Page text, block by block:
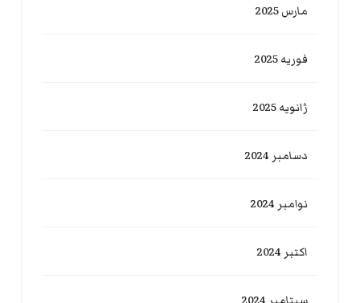
مارس 2025
فوریه 2025
ژانویه 2025
دسامبر 2024
نوامبر 2024
اکتبر 2024